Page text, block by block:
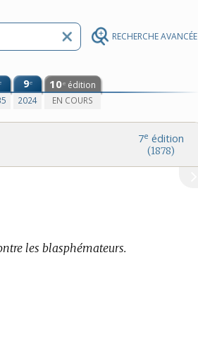
RECHERCHE AVANCÉE
9e
2024
10e édition
EN COURS
7e édition
(1878)
les blasphémateurs.